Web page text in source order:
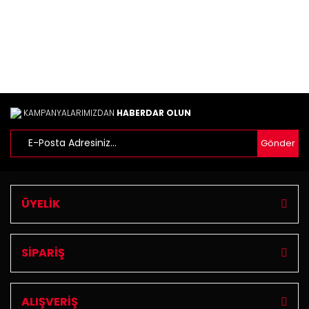
KAMPANYALARIMIZDAN HABERDAR OLUN
Gönder
ÜYELİK
SİPARİŞ
ALIŞVERİŞ